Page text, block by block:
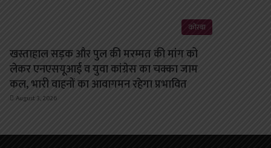
कोरबा
खस्ताहाल सड़क और पुल की मरम्मत की मांग को
लेकर एनएसयूआई व युवा कांग्रेस का चक्का जाम
कल, भारी वाहनों का आवागमन रहेगा प्रभावित
August 3, 2026